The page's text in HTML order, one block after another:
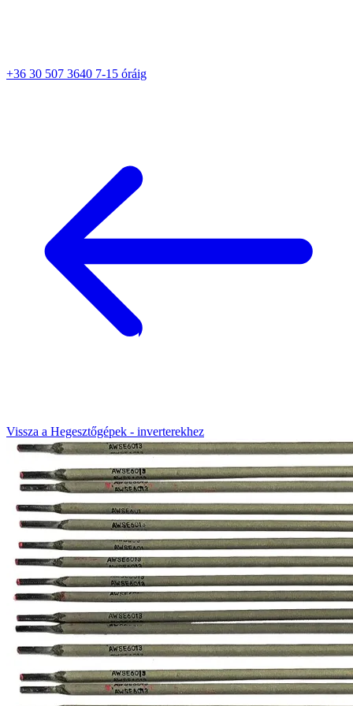
+36 30 507 3640 7-15 óráig
Vissza a Hegesztőgépek - inverterekhez